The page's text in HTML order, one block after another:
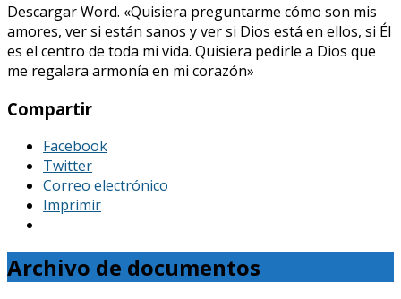
Descargar Word. «Quisiera preguntarme cómo son mis
amores, ver si están sanos y ver si Dios está en ellos, si Él
es el centro de toda mi vida. Quisiera pedirle a Dios que
me regalara armonía en mi corazón»
Compartir
Facebook
Twitter
Correo electrónico
Imprimir
Archivo de documentos